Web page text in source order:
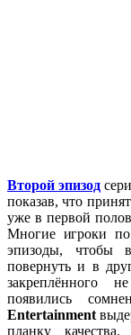
Второй эпизод
показав, что
уже в первой
Многие игроки по
эпизоды, чтобы
повернуть и в
закреплённого
появились
Entertainment
планку